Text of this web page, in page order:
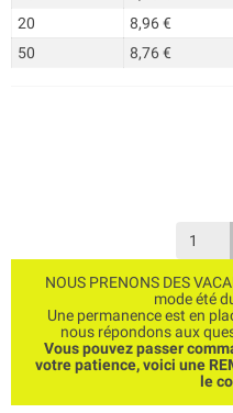
20
8,96 €
50
8,76 €
NOUS PRENONS DES
mode été
Une permanence est en
nous répondons aux
Vous pouvez passer
votre patience, voici une
le